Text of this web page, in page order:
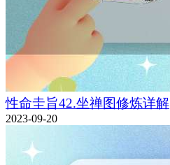
性命圭旨42.坐禅图修炼详解
2023-09-20